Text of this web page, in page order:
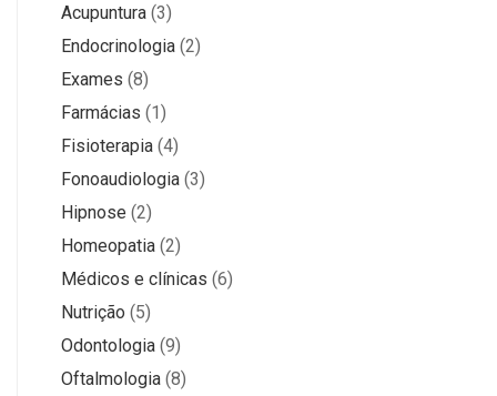
Acupuntura (3)
Endocrinologia (2)
Exames (8)
Farmácias (1)
Fisioterapia (4)
Fonoaudiologia (3)
Hipnose (2)
Homeopatia (2)
Médicos e clínicas (6)
Nutrição (5)
Odontologia (9)
Oftalmologia (8)